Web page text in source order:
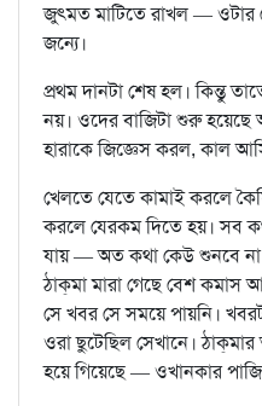
জুৎমত মাটিতে রাখল — ওটার
জন্যে।
প্রথম দানটা শেষ হল। কিন্তু
নয়। ওদের বাজিটা শুরু
হারাকে জিজ্ঞেস করল, কাল
খেলতে যেতে কামাই করলে
করলে যেরকম দিতে হয়। সব
যায় — অত কথা কেউ শুনবে
ঠাক্‌মা মারা গেছে বেশ
সে খবর সে সময়ে পায়নি।
ওরা ছুটেছিল সেখানে।
হয়ে গিয়েছে — ওখানকার